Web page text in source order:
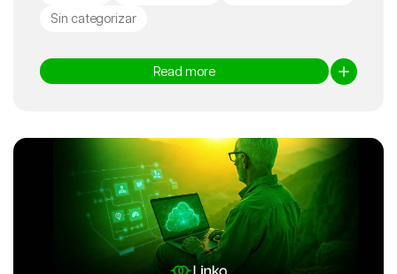
Sin categorizar
Read more